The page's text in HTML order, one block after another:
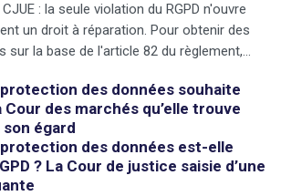
: la seule violation du RGPD n'ouvre
un droit à réparation. Pour obtenir des
sur la base de l'article 82 du règlement,…
des données souhaite
des marchés qu’elle trouve
égard
des données est-elle
? La Cour de justice saisie d’une